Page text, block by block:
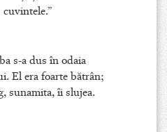
cuvintele.”
s-a dus în odaia
El era foarte bătrân;
sunamita, îi slujea.